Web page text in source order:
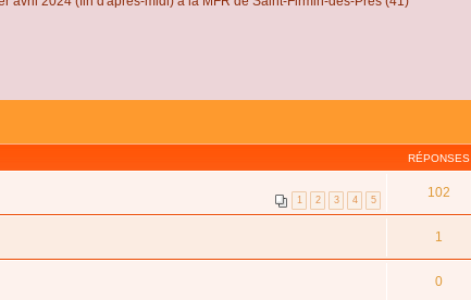
RÉPONSES
1 2 3 4 5 102
1
0